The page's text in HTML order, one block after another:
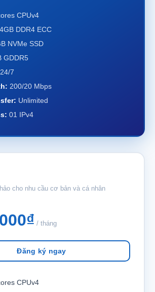
CPUv4
4GB DDR4 ECC
NVMe SSD
GDDR5
24/7
200/20 Mbps
Unlimited
01 IPv4
cho nhu cầu cơ bản và cá nhân
/ tháng
Đăng ký ngay
CPUv4